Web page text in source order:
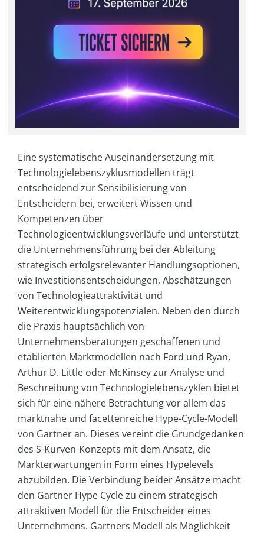
Eine systematische Auseinandersetzung mit
Technologielebenszyklusmodellen trägt
entscheidend zur Sensibilisierung von
Entscheidern bei, erweitert Wissen und
Kompetenzen über
Technologieentwicklungsverläufe und unterstützt
die Unternehmensführung bei der Ableitung
strategisch erfolgsrelevanter Handlungsoptionen,
wie Investitionsentscheidungen, Abschätzungen
von Technologieattraktivität und
Weiterentwicklungspotenzialen. Neben den durch
die Praxis hauptsächlich von
Unternehmensberatungen geschaffenen und
etablierten Marktmodellen nach Ford und Ryan,
Arthur D. Little oder McKinsey zur Analyse und
Beschreibung von Technologielebenszyklen bietet
sich für eine nähere Betrachtung vor allem das
marktnahe und facettenreiche Hype-Cycle-Modell
von Gartner an. Dieses vereint die Grundgedanken
des S-Kurven-Konzepts mit dem Ansatz, die
Markterwartungen in Form eines Hypelevels
abzubilden. Die Verbindung beider Ansätze macht
den Gartner Hype Cycle zu einem strategisch
attraktiven Modell für die Entscheider eines
Unternehmens. Gartners Modell als Möglichkeit